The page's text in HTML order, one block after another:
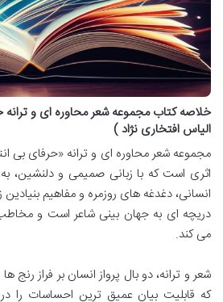
خلاصه کتاب مجموعه شعر محاوره ای و ترانه
الیاس افتخاری نژاد )
مجموعه شعر محاوره ای و ترانه «حرفای بی
اثری است که با زبانی صمیمی و دلنشین،
انسانی، دغدغه های روزمره و مفاهیم
دریچه ای به جهان بینی شاعر است و
می کند.
شعر و ترانه، دو بال پرواز انسان بر فراز
که قابلیت بیان عمیق ترین احساسات را در